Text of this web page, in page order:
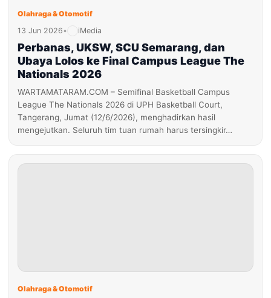
Olahraga & Otomotif
13 Jun 2026• iMedia
Perbanas, UKSW, SCU Semarang, dan
Ubaya Lolos ke Final Campus League The
Nationals 2026
WARTAMATARAM.COM – Semifinal Basketball Campus
League The Nationals 2026 di UPH Basketball Court,
Tangerang, Jumat (12/6/2026), menghadirkan hasil
mengejutkan. Seluruh tim tuan rumah harus tersingkir…
Olahraga & Otomotif